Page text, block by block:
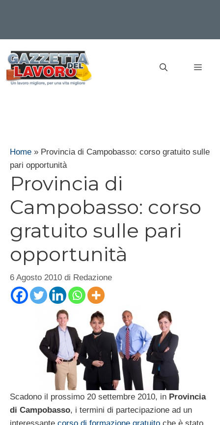
contenuto
Home » Provincia di Campobasso: corso gratuito sulle
pari opportunità
Provincia di
Campobasso: corso
gratuito sulle pari
opportunità
6 Agosto 2010 di Redazione
Scadono il prossimo 20 settembre 2010, in Provincia
di Campobasso, i termini di partecipazione ad un